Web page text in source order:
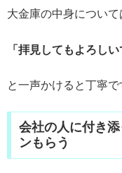
大金庫の中身について
「拝見してもよろしい
と一声かけると丁寧で
会社の人に付き
ンもらう